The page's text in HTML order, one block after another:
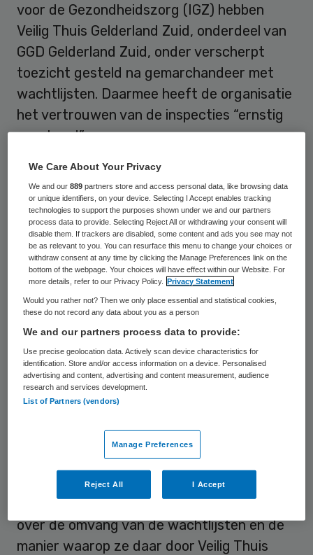
voor de Gezondheidszorg (IGZ) hebben
Veilig Thuis Gelderland Zuid, onderdeel van
GGD Gelderland Zuid, onder verscherpt
toezicht gesteld na gemarchandeer met
wachtlijsten. Daarmee heeft de organisatie
het vertrouwen van de inspecties “ernstig
geschaad”.
Het verscherpt toezicht is op 22 april
ingesteld en duurt maximaal zes maanden.
De inspecties brachten medio oktober een
bezoek aan Veilig Thuis Gelderland Zuid.
Toen bleek dat Veilig Thuis Gelderland Zuid
aan slechts acht van de 24 verwachtingen
voldeed. De inspecties constateerden
urgente verbeterpunten ten aanzien van
het zicht dat veilig Thuis moet hebben op
de veiligheid van alle leden van gezinnen en
huishoudens.
Wachtlijsten
Een verbeterplan heeft onvoldoende
soelaas geboden, constateren de inspecties
nu. De inspecties zijn met name ontstemd
over de omvang van de wachtlijsten en de
manier waarop ze daar door Veilig Thuis
We Care About Your Privacy
We and our889 partners store and access personal data, like browsing data
or unique identifiers, on your device. Selecting I Accept enables tracking
technologies to support the purposes shown under we and our partners
process data to provide. Selecting Reject All or withdrawing your consent will
disable them. If trackers are disabled, some content and ads you see may not
be as relevant to you. You can resurface this menu to change your choices or
withdraw consent at any time by clicking the Manage Preferences link on the
bottom of the webpage. Your choices will have effect within our Website. For
more details, refer to our Privacy Policy.
Privacy Statement
Would you rather not? Then we only place essential and statistical cookies,
these do not record any data about you as a person
We and our partners process data to provide:
Use precise geolocation data. Actively scan device characteristics for
identification. Store and/or access information on a device. Personalised
advertising and content, advertising and content measurement, audience
research and services development.
List of Partners (vendors)
Manage Preferences
Reject All I Accept